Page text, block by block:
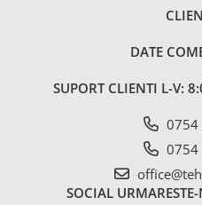
1.8.4. Transmisie punte spate
DATE
SUPORT CLIENTI L-V:
0754
0754
SOCIAL